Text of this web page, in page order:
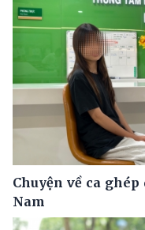
Chuyện về ca
Nam